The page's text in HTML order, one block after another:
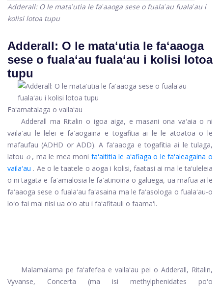
Adderall: O le mataʻutia le faʻaaoga sese o fualaʻau fualaʻau i
kolisi lotoa tupu
Adderall: O le mataʻutia le faʻaaoga
sese o fualaʻau fualaʻau i kolisi lotoa
tupu
Faʻamatalaga o vailaʻau
Adderall ma Ritalin o igoa aiga, e masani ona vaʻaia o ni
vailaʻau le lelei e faʻaogaina e togafitia ai le le atoatoa o le
mafaufau (ADHD or ADD). A faʻaaoga e togafitia ai le tulaga,
latou o, ma le mea moni faʻaititia le aʻafiaga o le faʻaleagaina o
vailaʻau . Ae o le taatele o aoga i kolisi, faatasi ai ma le taʻuleleia
o ni tagata e faʻamalosia le faʻatinoina o galuega, ua mafua ai le
faʻaaoga sese o fualaʻau faʻasaina ma le faʻasologa o fualaʻau-o
loʻo fai mai nisi ua oʻo atu i faʻafitauli o faamaʻi.
Malamalama pe faʻafefea e vailaʻau pei o Adderall, Ritalin,
Vyvanse, Concerta (ma isi methylphenidates poʻo